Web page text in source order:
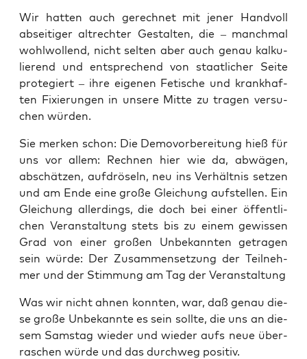
Wir hat­ten auch gerech­net mit jener Hand­voll
absei­ti­ger alt­rech­ter Gestal­ten, die – manch­mal
wohl­wol­lend, nicht sel­ten aber auch genau kal­ku­
lie­rend und ent­spre­chend von staat­li­cher Sei­te
pro­te­giert – ihre eige­nen Feti­sche und krank­haf­
ten Fixie­run­gen in unse­re Mit­te zu tra­gen ver­su­
chen würden.
Sie mer­ken schon: Die Demo­vor­be­rei­tung hieß für
uns vor allem: Rech­nen hier wie da, abwä­gen,
abschät­zen, auf­drö­seln, neu ins Ver­hält­nis set­zen
und am Ende eine gro­ße Glei­chung auf­stel­len. Ein
Glei­chung aller­dings, die doch bei einer öffent­li­
chen Ver­an­stal­tung stets bis zu einem gewis­sen
Grad von einer gro­ßen Unbe­kann­ten getra­gen
sein wür­de: Der Zusam­men­set­zung der Teil­neh­
mer und der Stim­mung am Tag der Veranstaltung
Was wir nicht ahnen konn­ten, war, daß genau die­
se gro­ße Unbe­kann­te es sein soll­te, die uns an die­
sem Sams­tag wie­der und wie­der aufs neue über­
ra­schen wür­de und das durch­weg positiv.